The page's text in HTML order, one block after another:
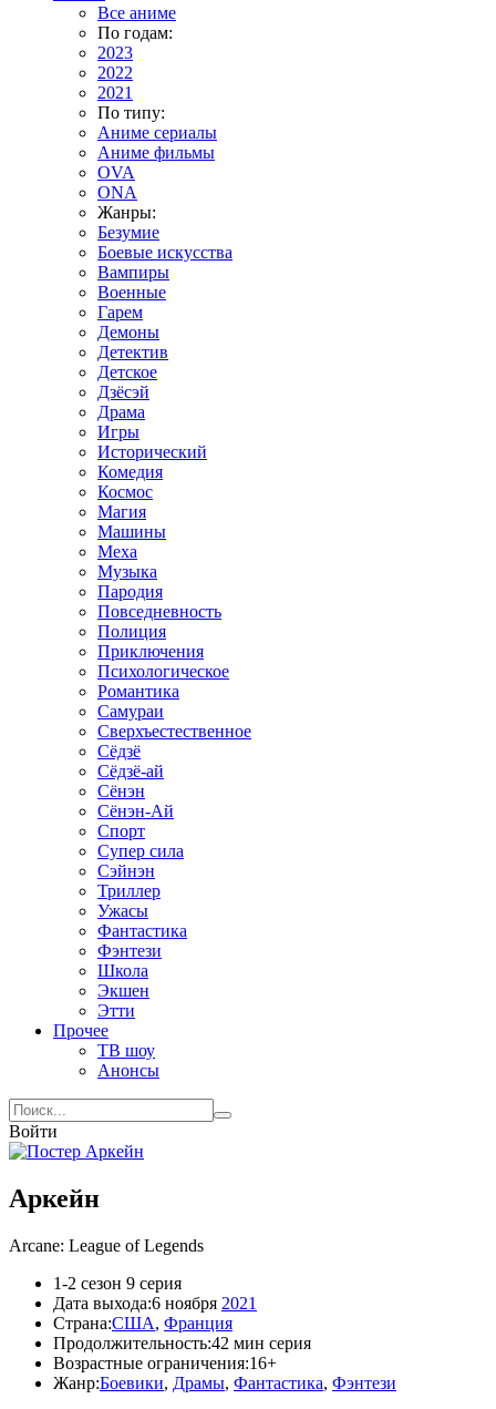
Все аниме
По годам:
2023
2022
2021
По типу:
Аниме сериалы
Аниме фильмы
OVA
ONA
Жанры:
Безумие
Боевые искусства
Вампиры
Военные
Гарем
Демоны
Детектив
Детское
Дзёсэй
Драма
Игры
Исторический
Комедия
Космос
Магия
Машины
Меха
Музыка
Пародия
Повседневность
Полиция
Приключения
Психологическое
Романтика
Самураи
Сверхъестественное
Сёдзё
Сёдзё-ай
Сёнэн
Сёнэн-Ай
Спорт
Супер сила
Сэйнэн
Триллер
Ужасы
Фантастика
Фэнтези
Школа
Экшен
Этти
Прочее
ТВ шоу
Анонсы
Войти
Аркейн
Arcane: League of Legends
1-2 сезон 9 серия
Дата выхода:6 ноября 2021
Страна:США, Франция
Продолжительность:42 мин серия
Возрастные ограничения:16+
Жанр:Боевики, Драмы, Фантастика, Фэнтези